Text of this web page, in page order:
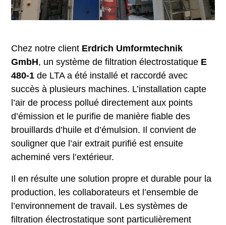
Chez notre client Erdrich Umformtechnik
GmbH, un système de filtration électrostatique E
480-1 de LTA a été installé et raccordé avec
succès à plusieurs machines. L’installation capte
l’air de process pollué directement aux points
d’émission et le purifie de manière fiable des
brouillards d’huile et d’émulsion. Il convient de
souligner que l’air extrait purifié est ensuite
acheminé vers l’extérieur.
Il en résulte une solution propre et durable pour la
production, les collaborateurs et l’ensemble de
l’environnement de travail. Les systèmes de
filtration électrostatique sont particulièrement